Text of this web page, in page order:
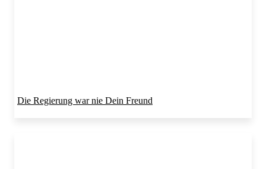
Die Regierung war nie Dein Freund